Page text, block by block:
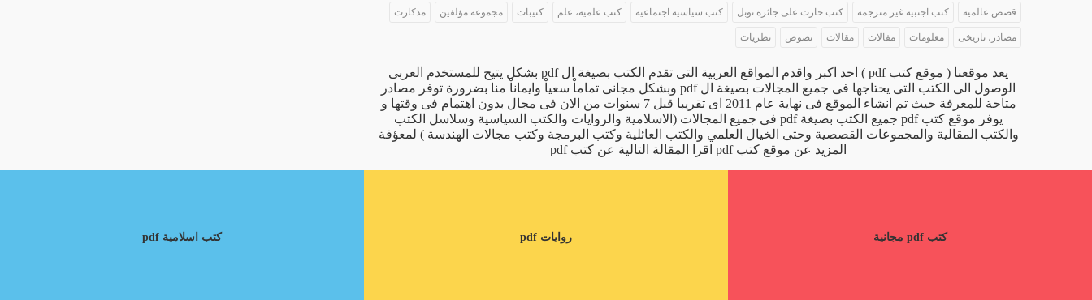
قصص عالمية كتب اجنبية غير مترجمة كتب حازت على جائزة نوبل كتب سياسية اجتماعية كتب علمية، علم كتيبات مجموعة مؤلفين مذكارت
مصادر، تاريخى معلومات مفالات مقالات نصوص نظريات
يعد موقعنا ( موقع كتب pdf ) احد اكبر واقدم المواقع العربية التى تقدم الكتب بصيغة ال pdf بشكل يتيح للمستخدم العربى
الوصول الى الكتب التى يحتاجها فى جميع المجالات بصيغة ال pdf وبشكل مجانى تماماْ سعياْ وايماناْ منا بضرورة توفر مصادر
متاحة للمعرفة حيث تم انشاء الموقع فى نهاية عام 2011 اى تقريبا قبل 7 سنوات من الان فى مجال بدون اهتمام فى وقتها و
يوفر موقع كتب pdf جميع الكتب بصيغة pdf فى جميع المجالات (الاسلامية والروايات والكتب السياسية وسلاسل الكتب
والكتب المقالية والمجموعات القصصية وحتى الخيال العلمي والكتب العائلية وكتب البرمجة وكتب مجالات الهندسة ) لمعؤفة
المزيد عن موقع كتب pdf اقرا المقالة التالية
عن كتب pdf
كتب pdf مجانية روايات pdf كتب اسلامية pdf